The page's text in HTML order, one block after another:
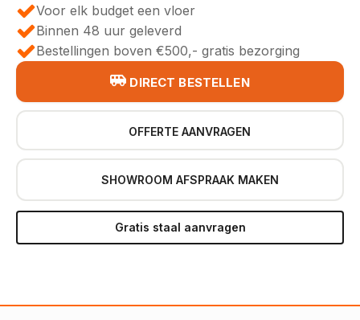
Voor elk budget een vloer
Binnen 48 uur geleverd
Bestellingen boven €500,- gratis bezorging
DIRECT BESTELLEN
OFFERTE AANVRAGEN
SHOWROOM AFSPRAAK MAKEN
Gratis staal aanvragen